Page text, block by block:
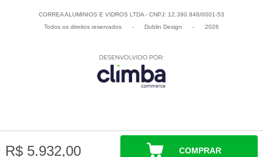
CORREA ALUMINIOS E VIDROS LTDA - CNPJ: 12.390.848/0001-53
Todos os direitos reservados
- Dublin Design - 2026
R$ 5.932,00 COMPRAR